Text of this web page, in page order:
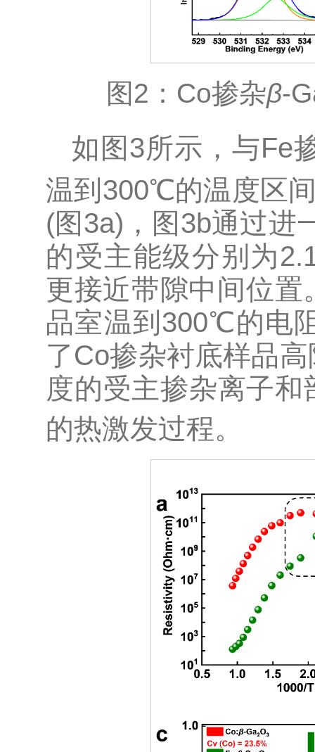
图2：Co掺杂β-
如图3所示，与Fe
温到300℃的温度区
(图3a)，图3b通过进
的受主能级分别为
更接近带隙中间位
品室温到300℃的电
了Co掺杂衬底样品
度的受主掺杂离子
的热激发过程。